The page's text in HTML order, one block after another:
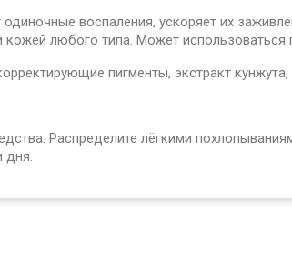
воспаления, ускоряет их
любого типа. Может использоваться
пигменты, экстракт
Распределите лёгкими